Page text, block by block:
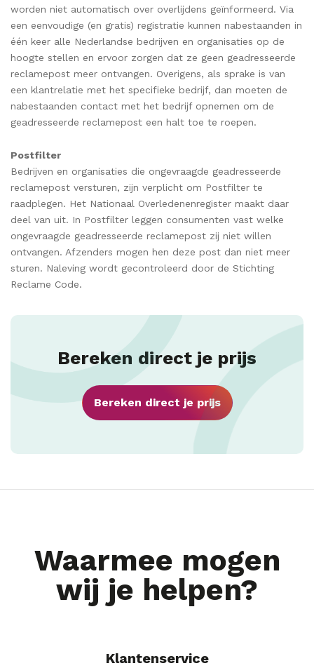
worden niet automatisch over overlijdens geïnformeerd. Via
een eenvoudige (en gratis) registratie kunnen nabestaanden in
één keer alle Nederlandse bedrijven en organisaties op de
hoogte stellen en ervoor zorgen dat ze geen geadresseerde
reclamepost meer ontvangen. Overigens, als sprake is van
een klantrelatie met het specifieke bedrijf, dan moeten de
nabestaanden contact met het bedrijf opnemen om de
geadresseerde reclamepost een halt toe te roepen.
Postfilter
Bedrijven en organisaties die ongevraagde geadresseerde
reclamepost versturen, zijn verplicht om Postfilter te
raadplegen. Het Nationaal Overledenenregister maakt daar
deel van uit. In Postfilter leggen consumenten vast welke
ongevraagde geadresseerde reclamepost zij niet willen
ontvangen. Afzenders mogen hen deze post dan niet meer
sturen. Naleving wordt gecontroleerd door de Stichting
Reclame Code.
Bereken direct je prijs
Bereken direct je prijs
Waarmee mogen
wij je helpen?
Klantenservice